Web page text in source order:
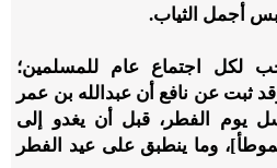
أجمل الثياب.
لكل اجتماع عام للمسلمين؛
ثبت عن نافع أن عبدالله بن عمر
يوم الفطر، قبل أن يغدو إلى
وما ينطبق على عيد الفطر